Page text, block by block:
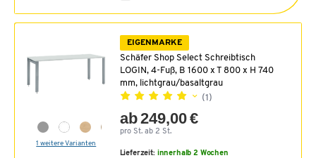
1 weitere Varianten
EIGENMARKE
Schäfer Shop Select Schreibtisch
LOGIN, 4-Fuß, B 1600 x T 800 x H 740
mm, lichtgrau/basaltgrau
(1)
ab 249,00 €
pro St. ab 2 St.
Lieferzeit: innerhalb 2 Wochen